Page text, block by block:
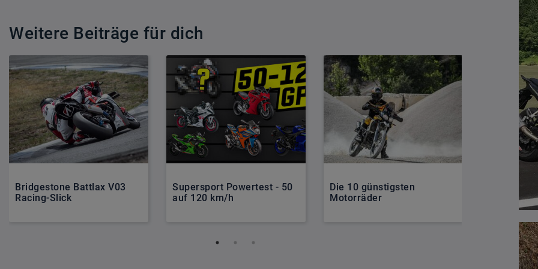
Weitere Beiträge für dich
Bridgestone Battlax V03
Racing-Slick
Supersport Powertest - 50
auf 120 km/h
Die 10 günstigsten
Motorräder